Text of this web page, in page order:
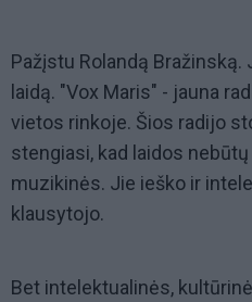
Pažįstu Rolandą
laidą. "Vox Maris" - jauna
vietos rinkoje. Šios radijo
stengiasi, kad laidos
muzikinės. Jie ieško ir
klausytojo.
Bet intelektualinės,